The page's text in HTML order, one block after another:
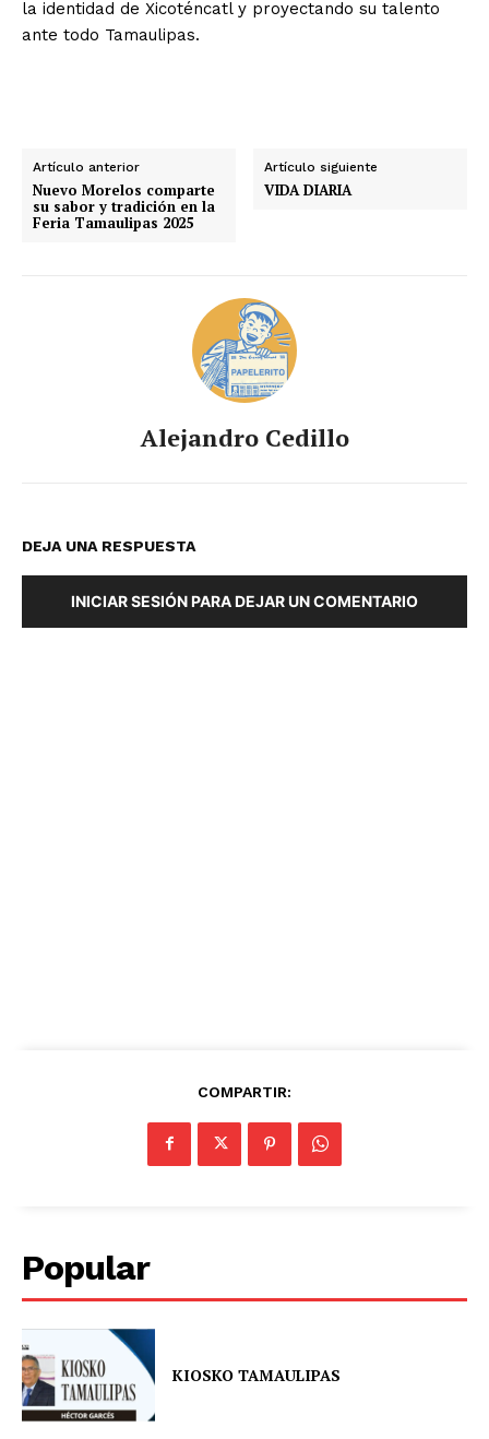
la identidad de Xicoténcatl y proyectando su talento
ante todo Tamaulipas.
Artículo anterior
Nuevo Morelos comparte
su sabor y tradición en la
Feria Tamaulipas 2025
Artículo siguiente
VIDA DIARIA
Alejandro Cedillo
DEJA UNA RESPUESTA
INICIAR SESIÓN PARA DEJAR UN COMENTARIO
COMPARTIR:
Popular
KIOSKO TAMAULIPAS